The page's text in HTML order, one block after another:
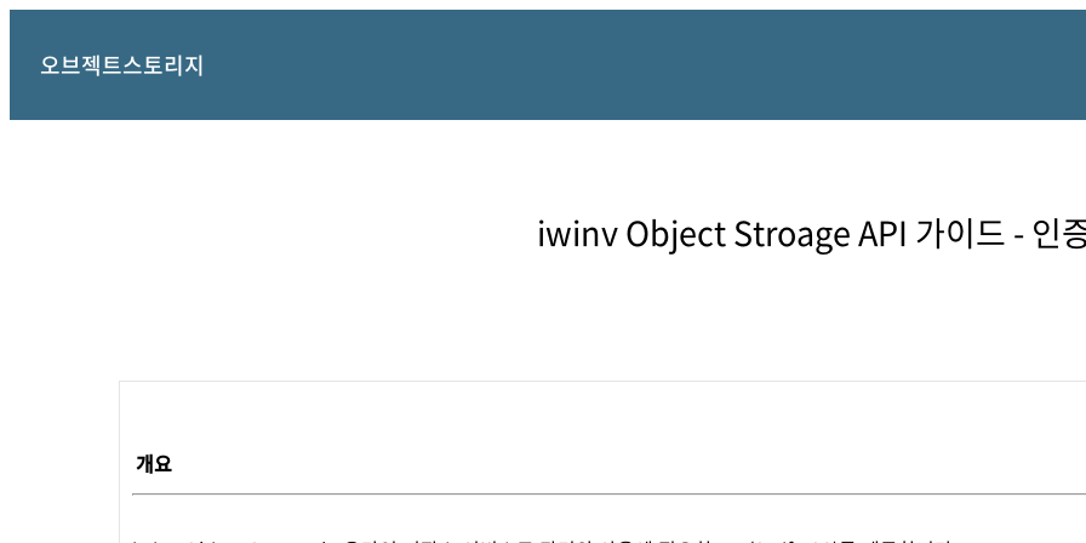
오브젝트스토리지
iwinv Object Stroage API 가이드 - 인
개요